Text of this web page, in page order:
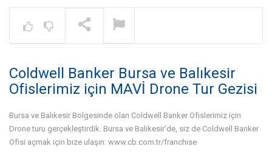
Gayrimenkul İşinde Bölge
Çalışması Nedir? – Dr. Gökhan
Taş | Coldwell Banker®
Coldwell Banker Bursa ve Balıkesir
Ofislerimiz için MAVİ Drone Tur Gezisi
Bursa ve Balıkesir Bölgesinde olan Coldwell Banker Ofislerimiz için
Drone turu gerçekleştirdik. Bursa ve Balıkesir’de, siz de Coldwell Banker
Ofisi açmak için bize ulaşın: www.cb.com.tr/franchise